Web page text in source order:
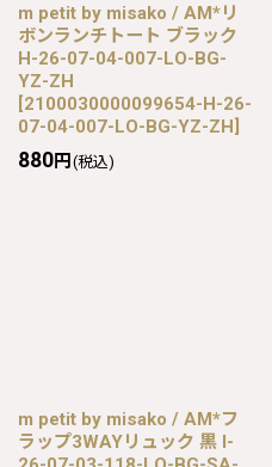
m petit by misako / AM*リ
ボンランチトート ブラック
H-26-07-04-007-LO-BG-
YZ-ZH
[2100030000099654-H-26-
07-04-007-LO-BG-YZ-ZH]
880円 (税込)
m petit by misako / AM*フ
ラップ3WAYリュック 黒 I-